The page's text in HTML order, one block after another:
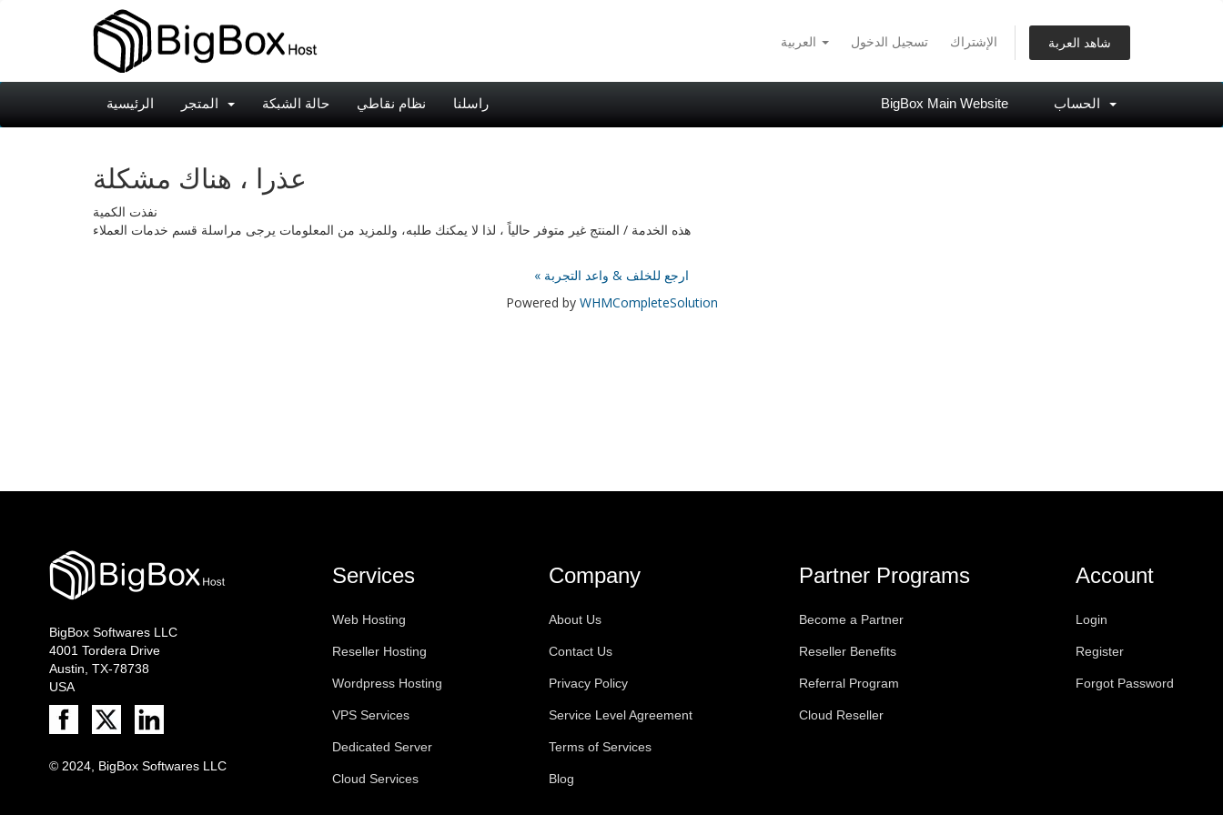
تسجيل الدخول الإشتراك شاهد العربة
الرئيسية حالة الشبكة نظام نقاطي راسلنا BigBox Main Website
عذرا ، هناك مشكلة
نفذت الكمية
هذه الخدمة / المنتج غير متوفر حالياً ، لذا لا يمكنك طلبه، وللمزيد من المعلومات يرجى مراسلة قسم خدمات العملاء
« ارجع للخلف & واعد التجربة
Powered by WHMCompleteSolution
BigBox Softwares LLC
4001 Tordera Drive
Austin, TX-78738
USA
© 2024, BigBox Softwares LLC
Services
Web Hosting
Reseller Hosting
Wordpress Hosting
VPS Services
Dedicated Server
Cloud Services
Company
About Us
Contact Us
Privacy Policy
Service Level Agreement
Terms of Services
Blog
Partner Programs
Become a Partner
Reseller Benefits
Referral Program
Cloud Reseller
Account
Login
Register
Forgot Password